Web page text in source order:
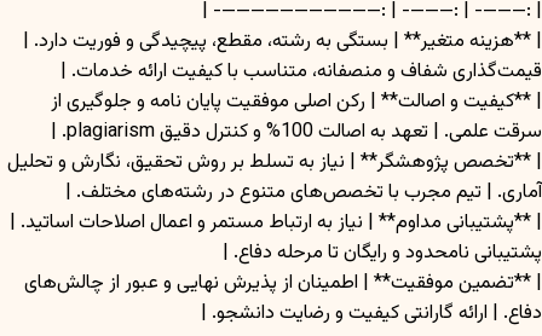
| :———- | :———- | :———————————- |
| **هزینه متغیر** | بستگی به رشته، مقطع، پیچیدگی و فوریت دارد. |
قیمت‌گذاری شفاف و منصفانه، متناسب با کیفیت ارائه خدمات. |
| **کیفیت و اصالت** | رکن اصلی موفقیت پایان نامه و جلوگیری از
سرقت علمی. | تعهد به اصالت 100% و کنترل دقیق plagiarism. |
| **تخصص پژوهشگر** | نیاز به تسلط بر روش تحقیق، نگارش و تحلیل
آماری. | تیم مجرب با تخصص‌های متنوع در رشته‌های مختلف. |
| **پشتیبانی مداوم** | نیاز به ارتباط مستمر و اعمال اصلاحات اساتید. |
پشتیبانی نامحدود و رایگان تا مرحله دفاع. |
| **تضمین موفقیت** | اطمینان از پذیرش نهایی و عبور از چالش‌های
دفاع. | ارائه گارانتی کیفیت و رضایت دانشجو. |